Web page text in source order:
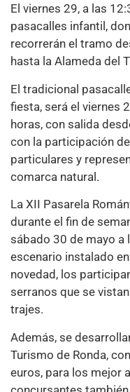
El viernes 29, a las
pasacalles infantil,
recorrerán el tramo
hasta la Alameda del
El tradicional
fiesta, será el viernes
horas, con salida
con la participación
particulares y
comarca natural.
La XII Pasarela
durante el fin de
sábado 30 de mayo a
escenario instalado
novedad, los
serranos que se
trajes.
Además, se
Turismo de Ronda,
euros, para los mejor